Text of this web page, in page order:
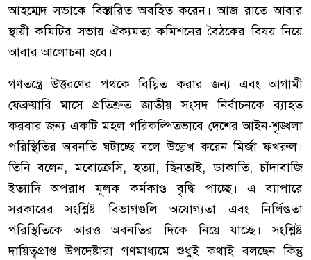
আহম্মেদ সভাকে বিস্তারিত অবহিত করেন। আজ রাতে আবার
স্থায়ী কমিটির সভায় ঐক্যমত্য কমিশনের বৈঠকের বিষয় নিয়ে
আবার আলোচনা হবে।
গণতন্ত্রে উত্তরণের পথকে বিঘ্নিত করার জন্য এবং আগামী
ফেব্রুয়ারি মাসে প্রতিশ্রুত জাতীয় সংসদ নির্বাচনকে ব্যাহত
করবার জন্য একটি মহল পরিকল্পিতভাবে দেশের আইন-শৃঙ্খলা
পরিস্থিতির অবনতি ঘটাচ্ছে বলে উল্লেখ করেন মির্জা ফখরুল।
তিনি বলেন, মবোক্রেসি, হত্যা, ছিনতাই, ডাকাতি, চাঁদাবাজি
ইত্যাদি অপরাধ মূলক কর্মকাণ্ড বৃদ্ধি পাচ্ছে। এ ব্যাপারে
সরকারের সংশ্লিষ্ট বিভাগগুলি অযোগ্যতা এবং নির্লিপ্ততা
পরিস্থিতিকে আরও অবনতির দিকে নিয়ে যাচ্ছে। সংশ্লিষ্ট
দায়িত্বপ্রাপ্ত উপদেষ্টারা গণমাধ্যমে শুধুই কথাই বলছেন কিন্তু